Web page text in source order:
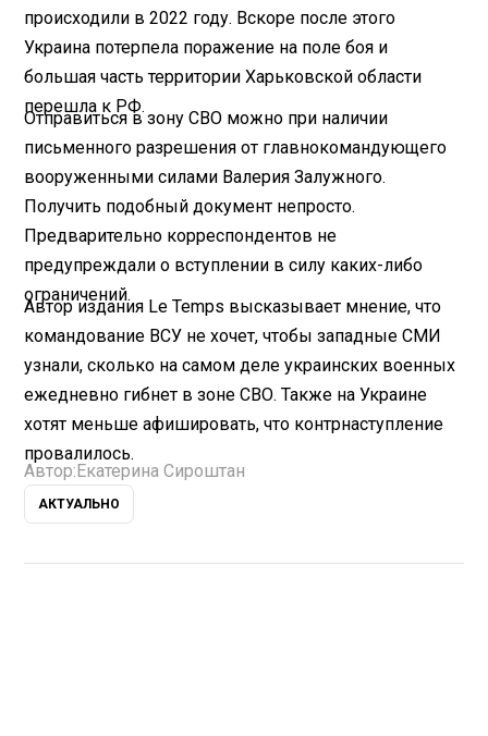
происходили в 2022 году. Вскоре после этого
Украина потерпела поражение на поле боя и
большая часть территории Харьковской области
перешла к РФ.
Отправиться в зону СВО можно при наличии
письменного разрешения от главнокомандующего
вооруженными силами Валерия Залужного.
Получить подобный документ непросто.
Предварительно корреспондентов не
предупреждали о вступлении в силу каких-либо
ограничений.
Автор издания Le Temps высказывает мнение, что
командование ВСУ не хочет, чтобы западные СМИ
узнали, сколько на самом деле украинских военных
ежедневно гибнет в зоне СВО. Также на Украине
хотят меньше афишировать, что контрнаступление
провалилось.
Автор: Екатерина Сироштан
АКТУАЛЬНО